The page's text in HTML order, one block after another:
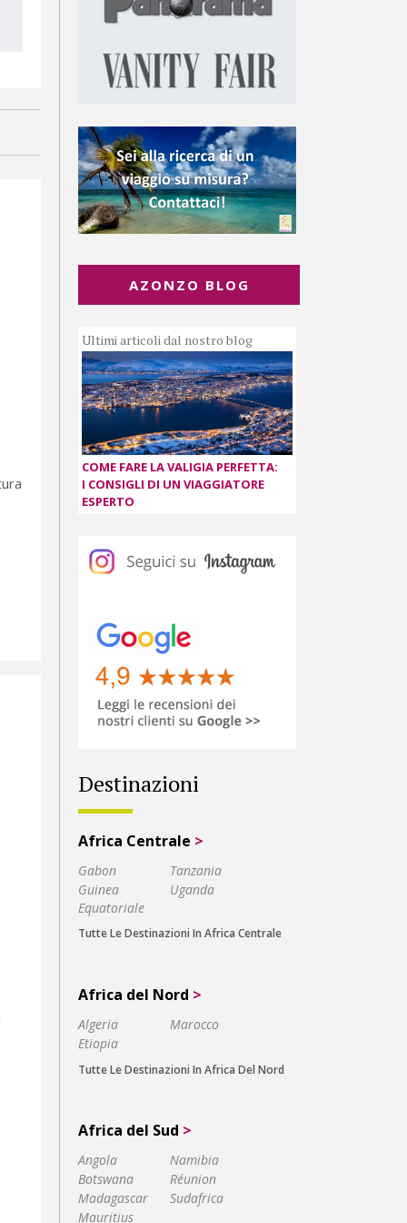
AZONZO BLOG
Ultimi articoli dal nostro blog
COME FARE LA VALIGIA PERFETTA:
I CONSIGLI DI UN VIAGGIATORE
ESPERTO
Destinazioni
Africa Centrale >
Gabon
Guinea
Equatoriale
Tanzania
Uganda
Tutte Le Destinazioni In Africa Centrale
Africa del Nord >
Algeria
Etiopia
Marocco
Tutte Le Destinazioni In Africa Del Nord
Africa del Sud >
Angola
Botswana
Madagascar
Mauritius
Namibia
Réunion
Sudafrica